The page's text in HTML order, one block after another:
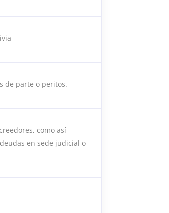
de parte o peritos.
como así
en sede judicial o